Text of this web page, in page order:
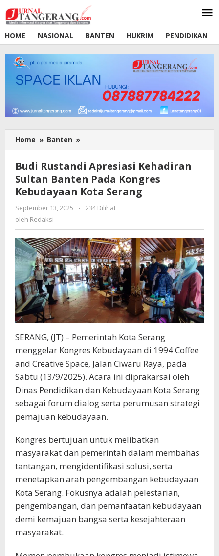
ke
konten
HOME
NASIONAL BANTEN HUKRIM PENDIDIKAN
Home » Banten »
Rustandi
Kehadiran
Sultan
Banten
Kongres
Kota
Serang
Budi Rustandi Apresiasi Kehadiran
Sultan Banten Pada Kongres
Kebudayaan Kota Serang
September 13, 2025
oleh
-
234 Dilihat
oleh Redaksi
SERANG, (JT) – Pemerintah Kota Serang
menggelar Kongres Kebudayaan di 1994 Coffee
and Creative Space, Jalan Ciwaru Raya, pada
Sabtu (13/9/2025). Acara ini diprakarsai oleh
Dinas Pendidikan dan Kebudayaan Kota Serang
sebagai forum dialog serta perumusan strategi
pemajuan kebudayaan.
Kongres bertujuan untuk melibatkan
masyarakat dan pemerintah dalam membahas
tantangan, mengidentifikasi solusi, serta
menetapkan arah pengembangan kebudayaan
Kota Serang. Fokusnya adalah pelestarian,
pengembangan, dan pemanfaatan kebudayaan
demi kemajuan bangsa serta kesejahteraan
masyarakat.